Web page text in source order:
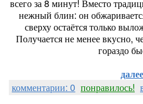
всего за 8 минут! Вместо
нежный блин: он
сверху остаётся только
Получается не менее вкусно,
гораздо
далее
комментарии: 0 понравилось!